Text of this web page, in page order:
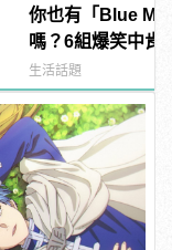
你也有「Blue
嗎？6組爆笑中肯
「這不就是禮拜
生活話題